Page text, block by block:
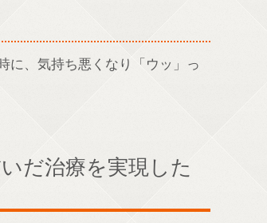
に、気持ち悪くなり「ウッ」っ
だ治療を実現した